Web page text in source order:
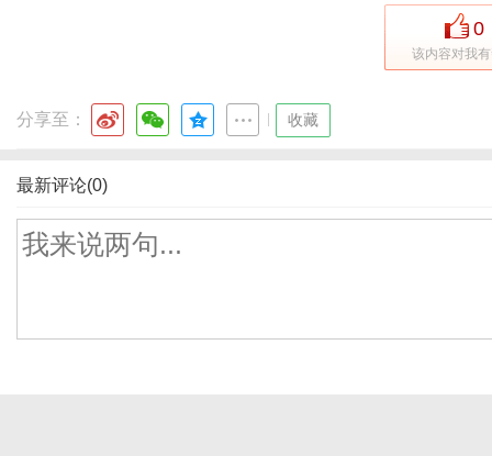
0
该内容对我
分享至： 收藏
最新评论(0)